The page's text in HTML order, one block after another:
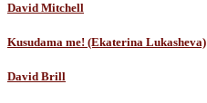
David Mitchell
Kusudama me! (Ekaterina Lukasheva)
David Brill